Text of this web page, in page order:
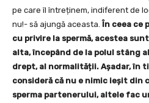
pe care îl întreținem, indiferent de
nu!- să ajungă aceasta. În ceea ce
cu privire la spermă, acestea
alta, începând de la polul stâng
drept, al normalității. Așadar, în
consideră că nu e nimic ieșit din
sperma partenerului, altele fac